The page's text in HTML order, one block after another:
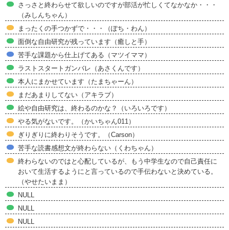
さっさと終わらせて欲しいのですが部活が忙しくてなかなか・・・
（みしんちゃん）
まったくの手つかずで・・・（ぽち・わん）
面倒な自由研究が残っています（癒しと手）
苦手な課題から仕上げてある（マツイママ）
ラストスタートガンバレ（あさくんです）
本人にまかせています（たまちゃーん）
まだあまりしてない（アキラブ）
絵や自由研究は、終わるのかな？（いろいろです）
やる気がないです。（かいちゃん011）
ぎりぎりに終わりそうです。（Carson）
苦手な読書感想文が終わらない（くわちゃん）
終わらないのではと心配しているが、もう中学生なので自己責任に
おいて生活するようにと言っているので手伝わないと決めている。
（やせたいまま）
NULL
NULL
NULL